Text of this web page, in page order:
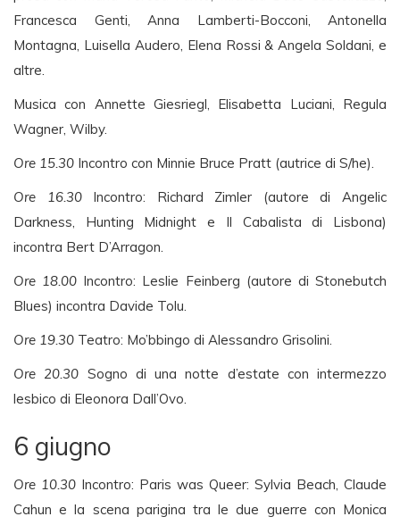
Francesca Genti, Anna Lamberti-Bocconi, Antonella
Montagna, Luisella Audero, Elena Rossi & Angela Soldani, e
altre.
Musica con Annette Giesriegl, Elisabetta Luciani, Regula
Wagner, Wilby.
Ore 15.30 Incontro con Minnie Bruce Pratt (autrice di S/he).
Ore 16.30Incontro: Richard Zimler (autore di Angelic
Darkness, Hunting Midnight e Il Cabalista di Lisbona)
incontra Bert D’Arragon.
Ore 18.00 Incontro: Leslie Feinberg (autore di Stonebutch
Blues) incontra Davide Tolu.
Ore 19.30 Teatro: Mo’bbingo di Alessandro Grisolini.
Ore 20.30 Sogno di una notte d’estate con intermezzo
lesbico di Eleonora Dall’Ovo.
6 giugno
Ore 10.30 Incontro: Paris was Queer: Sylvia Beach, Claude
Cahun e la scena parigina tra le due guerre con Monica